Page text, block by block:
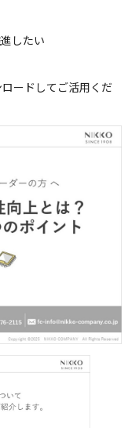
したい
ードしてご活用くだ